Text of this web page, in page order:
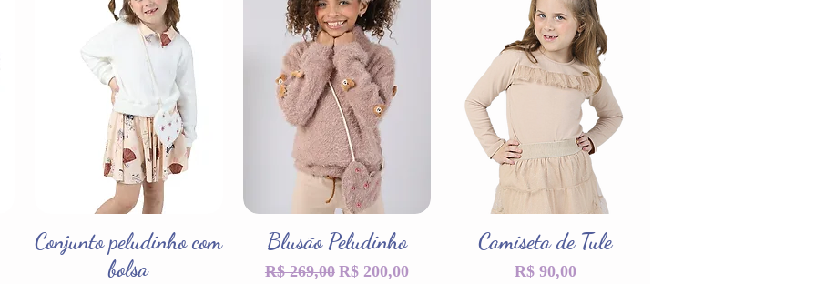
Visualização rápida
Conjunto peludinho com
bolsa
Visualização rápida
Blusão Peludinho
Preço normal
R$ 269,00 Preço promocional
R$ 200,00
Visualização rápida
Camiseta de Tule
Preço
R$ 90,00